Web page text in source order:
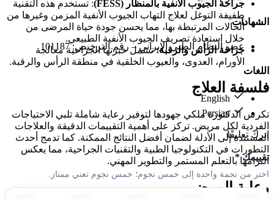
جراحة الجيوب الأنفية بالمنظار (FESS)
: تستخدم هذه التقنية
طفيفة التوغل لعلاج التهاب الجيوب الأنفية المزمن وغيرها من
الحالات المرتبطة بها، مما يحسن جودة حياة المرضى من
خلال استعادة تصريف الجيوب الأنفية الطبيعي.
جراحة الرأس والرقبة:تشمل خبرتها الجراحية معالجة
الأورام، العدوى، والعيوب الخلقية في منطقة الرأس والرقبة.
فلسفة العلاج
تكرس الدكتورة ملكي جهودها لتوفير رعاية شاملة تلبي الاحتياجات
الفردية لكل مريض. تركز على أهمية التقييمات الدقيقة والعلاجات
المستندة إلى الأدلة لضمان أفضل النتائج الممكنة. كما تدمج أحدث
التطورات في التكنولوجيا الطبية والتقنيات الجراحية، مما يعكس
التزامها بالتعلم المستمر والتطوير المهني.
رعاية المرضى
الشهادات
عضو النظام الطبي الإيراني – رقم الترخيص: 101187
اللغات
Persian
اترك تعليقًا
تقييمك*
اختر من نجمة واحدة إلى خمس نجوم؛ خمس نجوم تعني ممتاز.